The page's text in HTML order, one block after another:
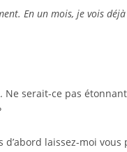
En un mois, je vois
serait-ce pas
laissez-moi